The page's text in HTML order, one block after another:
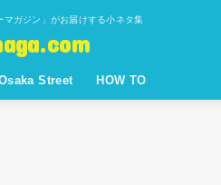
マガジン」がお届けする小ネタ集
Street HOW TO